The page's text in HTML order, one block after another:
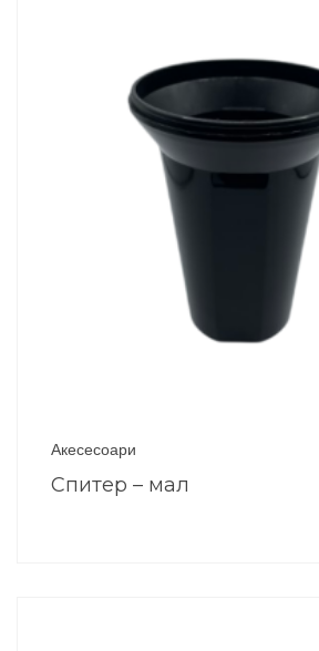
Акесесоари
Спитер – мал